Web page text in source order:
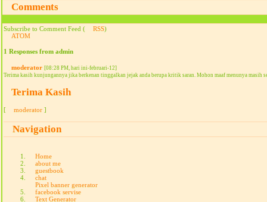
Comments
Subscribe to Comment Feed ( RSS)
ATOM
1 Responses from admin
moderator [08:28 PM, hari ini-februari-12]
Terima kasih kunjungannya jika berkenan tinggalkan jejak anda berupa kritik saran. Mohon maaf menunya masih
Terima Kasih
[ moderator ]
Navigation
Home
about me
guestbook
chat
Pixel banner generator
facebook servise
Text Generator